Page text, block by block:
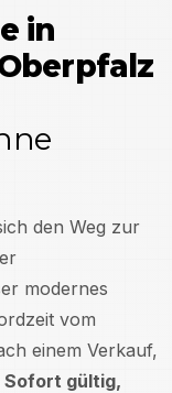
in
den Weg zur
modernes
vom
einem Verkauf,
Sofort gültig,